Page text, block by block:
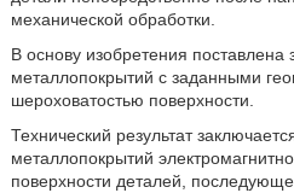
механической обработки.
В основу изобретения поставлена
металлопокрытий с заданными
шероховатостью поверхности.
Технический результат
металлопокрытий
поверхности деталей,